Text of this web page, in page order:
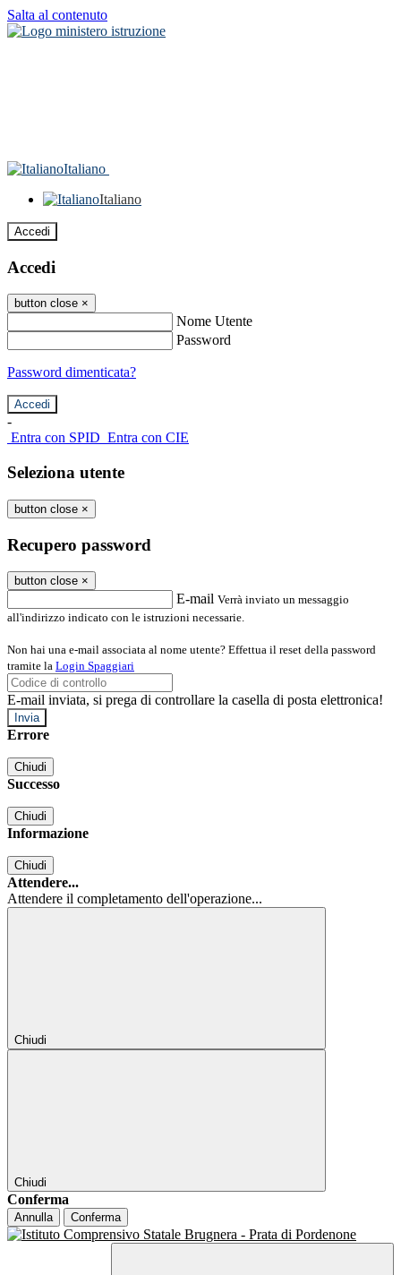
Salta al contenuto
Italiano
Italiano
Accedi
Accedi
button close ×
Nome Utente
Password
Password dimenticata?
-
Entra con SPID Entra con CIE
Seleziona utente
button close ×
Recupero password
button close ×
E-mail Verrà inviato un messaggio
all'indirizzo indicato con le istruzioni necessarie.
Non hai una e-mail associata al nome utente? Effettua il reset della password
tramite la Login Spaggiari
E-mail inviata, si prega di controllare la casella di posta elettronica!
Errore
Chiudi
Successo
Chiudi
Informazione
Chiudi
Attendere...
Attendere il completamento dell'operazione...
Chiudi
Chiudi
Conferma
Annulla Conferma